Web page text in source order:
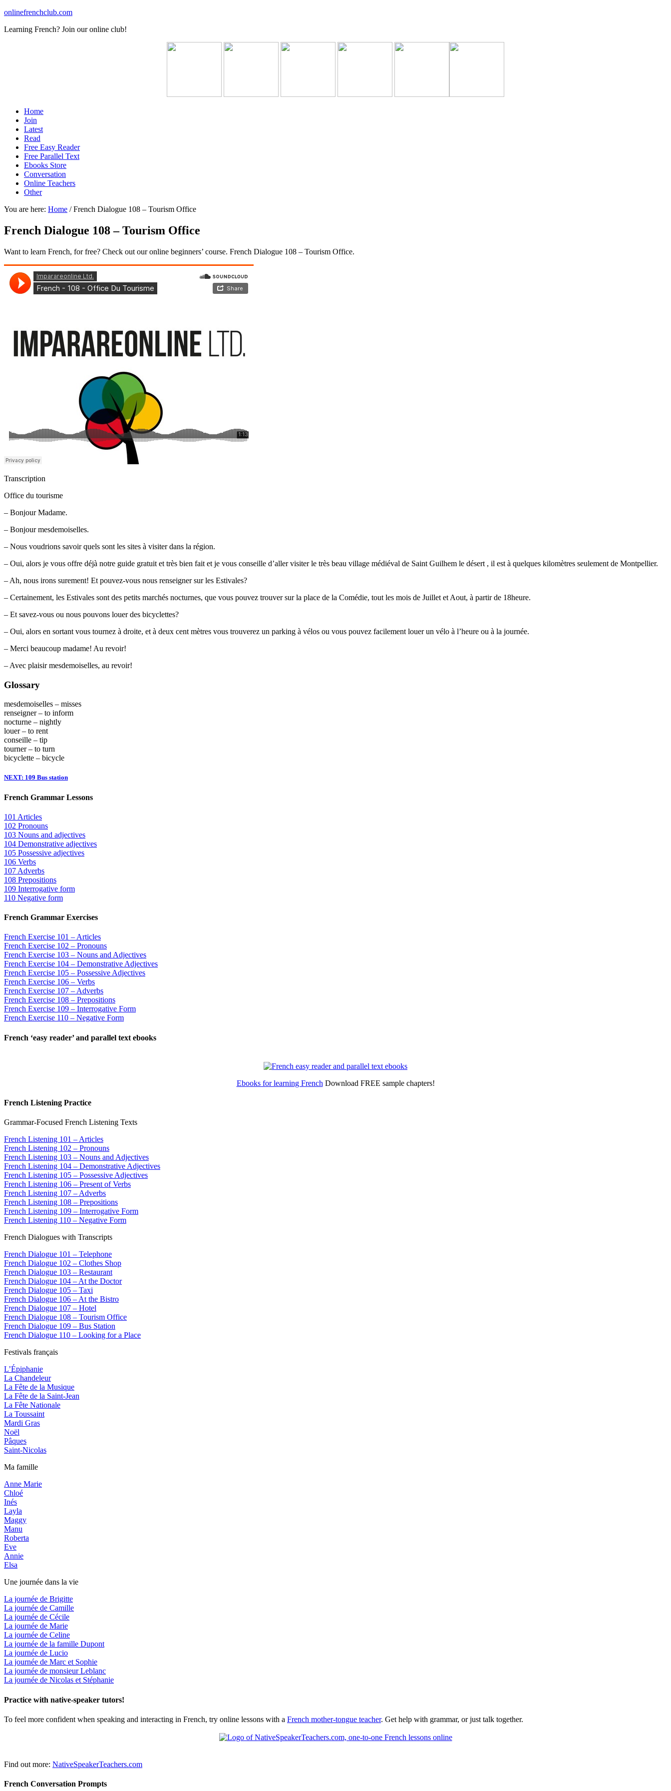
onlinefrenchclub.com
Learning French? Join our online club!
Home
Join
Latest
Read
Free Easy Reader
Free Parallel Text
Ebooks Store
Conversation
Online Teachers
Other
You are here: Home /French Dialogue 108 – Tourism Office
French Dialogue 108 – Tourism Office
Want to learn French, for free? Check out our online beginners’ course. French Dialogue 108 – Tourism Office.
Transcription
Office du tourisme
– Bonjour Madame.
– Bonjour mesdemoiselles.
– Nous voudrions savoir quels sont les sites à visiter dans la région.
– Oui, alors je vous offre déjà notre guide gratuit et très bien fait et je vous conseille d’aller visiter le très beau village médiéval de Saint Guilhem le désert , il est à quelques kilomètres seulement de Montpellier.
– Ah, nous irons surement! Et pouvez-vous nous renseigner sur les Estivales?
– Certainement, les Estivales sont des petits marchés nocturnes, que vous pouvez trouver sur la place de la Comédie, tout les mois de Juillet et Aout, à partir de 18heure.
– Et savez-vous ou nous pouvons louer des bicyclettes?
– Oui, alors en sortant vous tournez à droite, et à deux cent mètres vous trouverez un parking à vélos ou vous pouvez facilement louer un vélo à l’heure ou à la journée.
– Merci beaucoup madame! Au revoir!
– Avec plaisir mesdemoiselles, au revoir!
Glossary
mesdemoiselles – misses
renseigner – to inform
nocturne – nightly
louer – to rent
conseille – tip
tourner – to turn
bicyclette – bicycle
NEXT: 109 Bus station
French Grammar Lessons
101 Articles
102 Pronouns
103 Nouns and adjectives
104 Demonstrative adjectives
105 Possessive adjectives
106 Verbs
107 Adverbs
108 Prepositions
109 Interrogative form
110 Negative form
French Grammar Exercises
French Exercise 101 – Articles
French Exercise 102 – Pronouns
French Exercise 103 – Nouns and Adjectives
French Exercise 104 – Demonstrative Adjectives
French Exercise 105 – Possessive Adjectives
French Exercise 106 – Verbs
French Exercise 107 – Adverbs
French Exercise 108 – Prepositions
French Exercise 109 – Interrogative Form
French Exercise 110 – Negative Form
French ‘easy reader’ and parallel text ebooks
Ebooks for learning French Download FREE sample chapters!
French Listening Practice
Grammar-Focused French Listening Texts
French Listening 101 – Articles
French Listening 102 – Pronouns
French Listening 103 – Nouns and Adjectives
French Listening 104 – Demonstrative Adjectives
French Listening 105 – Possessive Adjectives
French Listening 106 – Present of Verbs
French Listening 107 – Adverbs
French Listening 108 – Prepositions
French Listening 109 – Interrogative Form
French Listening 110 – Negative Form
French Dialogues with Transcripts
French Dialogue 101 – Telephone
French Dialogue 102 – Clothes Shop
French Dialogue 103 – Restaurant
French Dialogue 104 – At the Doctor
French Dialogue 105 – Taxi
French Dialogue 106 – At the Bistro
French Dialogue 107 – Hotel
French Dialogue 108 – Tourism Office
French Dialogue 109 – Bus Station
French Dialogue 110 – Looking for a Place
Festivals français
L’Épiphanie
La Chandeleur
La Fête de la Musique
La Fête de la Saint-Jean
La Fête Nationale
La Toussaint
Mardi Gras
Noël
Pâques
Saint-Nicolas
Ma famille
Anne Marie
Chloé
Inés
Layla
Maggy
Manu
Roberta
Eve
Annie
Elsa
Une journée dans la vie
La journée de Brigitte
La journée de Camille
La journée de Cécile
La journée de Marie
La journée de Celine
La journée de la famille Dupont
La journée de Lucio
La journée de Marc et Sophie
La journée de monsieur Leblanc
La journée de Nicolas et Stéphanie
Practice with native-speaker tutors!
To feel more confident when speaking and interacting in French, try online lessons with a French mother-tongue teacher. Get help with grammar, or just talk together.
Find out more: NativeSpeakerTeachers.com
French Conversation Prompts